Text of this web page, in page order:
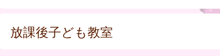
放課後子ども教室